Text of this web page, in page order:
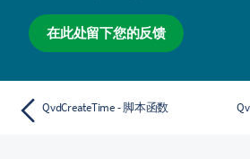
在此处留下您的反馈
QvdCreateTime - 脚本函数